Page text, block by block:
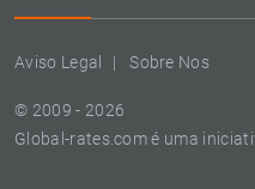
Aviso Legal Sobre Nos
© 2009 - 2026
Global-rates.com é uma